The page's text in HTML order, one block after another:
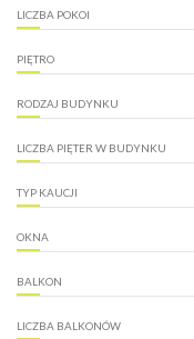
LICZBA POKOI
PIĘTRO
RODZAJ BUDYNKU
LICZBA PIĘTER W BUDYNKU
TYP KAUCJI
OKNA
BALKON
LICZBA BALKONÓW